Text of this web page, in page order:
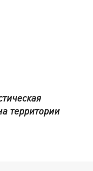
территории